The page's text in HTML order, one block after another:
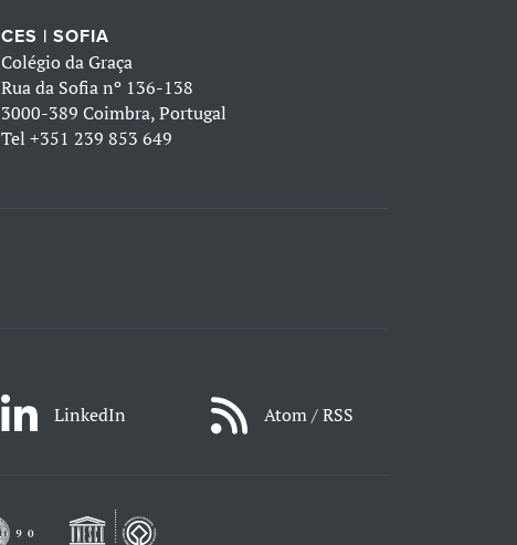
CES | SOFIA
Colégio da Graça
Rua da Sofia nº 136-138
3000-389 Coimbra, Portugal
Tel +351 239 853 649
LinkedIn Atom / RSS